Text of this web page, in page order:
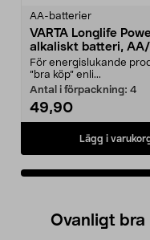
AA-batterier
VARTA Longlife
alkaliskt batteri, AA/
För energislukande
”bra köp” enli...
Antal i förpackning: 4
49,90
Lägg i
Ovanligt bra